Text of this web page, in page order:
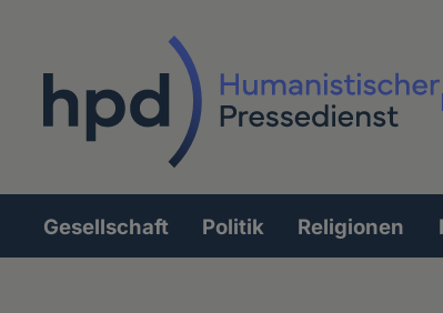
Hauptnavigation
Gesellschaft Politik Religionen